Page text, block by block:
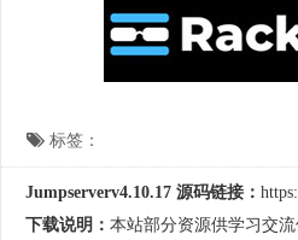
标签：
Jumpserverv4.10.17 源码链接：
下载说明： 本站部分资源供学习交